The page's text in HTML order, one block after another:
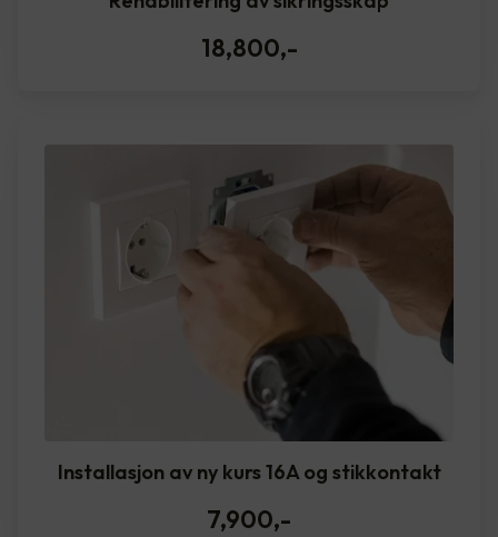
18,800,-
Installasjon av ny kurs 16A og stikkontakt
7,900,-